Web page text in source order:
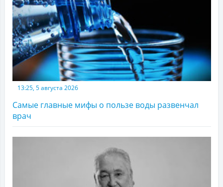
13:25, 5 августа 2026
Самые главные мифы о пользе воды развенчал
врач